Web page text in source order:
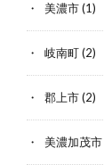
美濃市(1)
岐南町(2)
郡上市(2)
美濃加茂市